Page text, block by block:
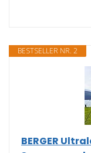
BESTSELLER NR. 2
BERGER